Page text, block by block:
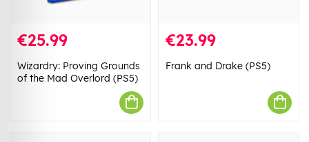
€25.99
Wizardry: Proving Grounds
of the Mad Overlord (PS5)
€23.99
Frank and Drake (PS5)